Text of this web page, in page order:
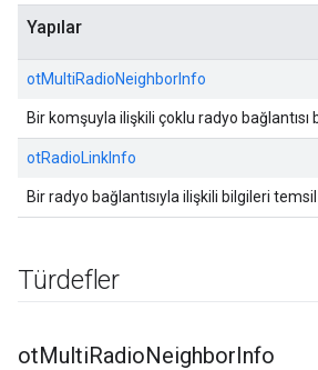
Yapılar
otMultiRadioNeighborInfo
Bir komşuyla ilişkili çoklu radyo bağlantısı
otRadioLinkInfo
Bir radyo bağlantısıyla ilişkili bilgileri temsil
Türdefler
otMultiRadioNeighborInfo